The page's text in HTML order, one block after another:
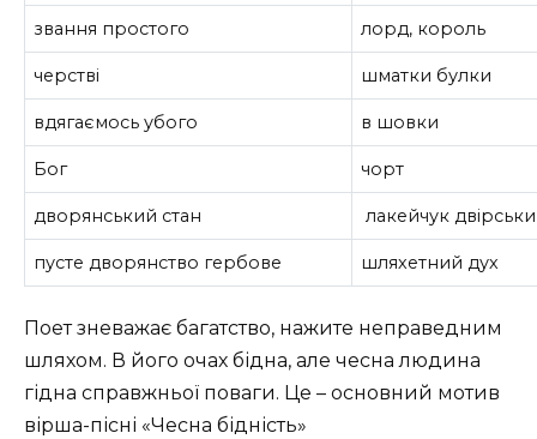
звання простого лорд, король
черстві шматки булки
вдягаємось убого в шовки
Бог чорт
дворянський стан лакейчук
пусте дворянство гербове шляхетний дух
Поет зневажає багатство, нажите неправедним
шляхом. В його очах бідна, але чесна людина
гідна справжньої поваги. Це – основний мотив
вірша-пісні «Чесна бідність»